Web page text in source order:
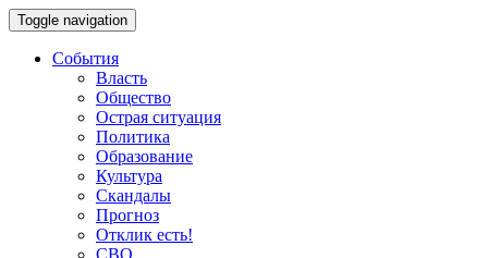
Toggle navigation
События
Власть
Общество
Острая ситуация
Политика
Образование
Культура
Скандалы
Прогноз
Отклик есть!
СВО